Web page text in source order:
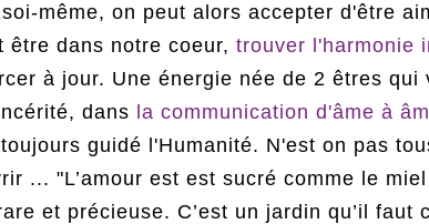
même, on peut alors accepter d'être
dans notre coeur, trouver l'harmonie
à jour. Une énergie née de 2 êtres qui
dans la communication d'âme à
guidé l'Humanité. N'est on pas
... "L’amour est est sucré comme le
et précieuse. C’est un jardin qu’il faut